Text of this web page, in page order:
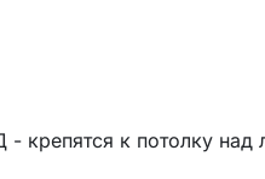
- крепятся к потолку